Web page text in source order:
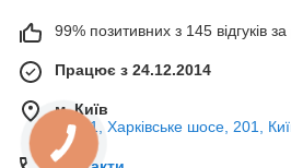
99% позитивних з 145 відгуків за
Працює з 24.12.2014
м. Київ
02121, Харківське шосе, 201,